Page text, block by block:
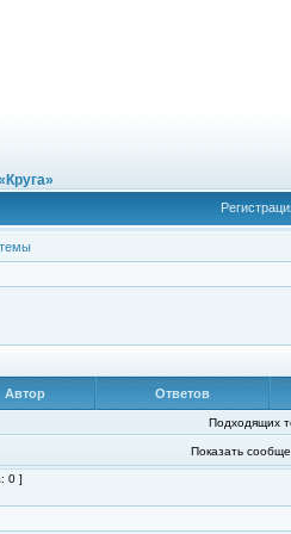
Автор Ответов
Подходящих
Показать
0 ]